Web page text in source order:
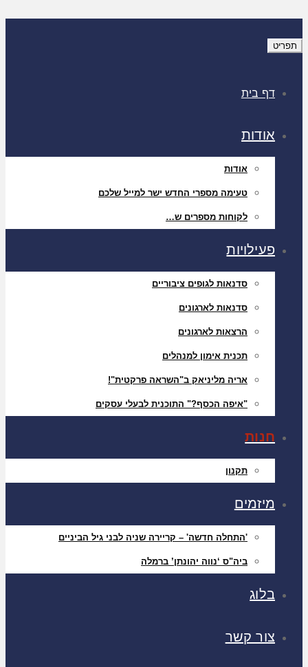
תפריט
דף בית
אודות
אודות
טעימה מספרי החדש ישר למייל שלכם
לקוחות מספרים ש…
פעילויות
סדנאות לגופים ציבוריים
סדנאות לארגונים
הרצאות לארגונים
תכנית אימון למנהלים
אריה מליניאק ב"השראה פרקטית"!
"איפה הכסף?" התוכנית לבעלי עסקים
חנות
תקנון
מיזמים
'התחלה חדשה' – קריירה שניה לבני גיל הביניים
ביה"ס ‘נווה יהונתן’ ברמלה
בלוג
צור קשר